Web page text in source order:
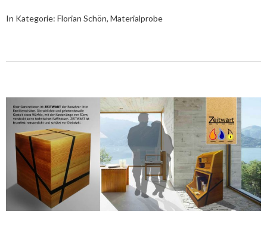
In Kategorie: Florian Schön, Materialprobe